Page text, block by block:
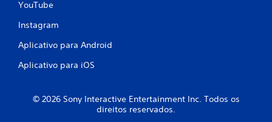
YouTube
Instagram
Aplicativo para Android
Aplicativo para iOS
© 2026 Sony Interactive Entertainment Inc. Todos os
direitos reservados.